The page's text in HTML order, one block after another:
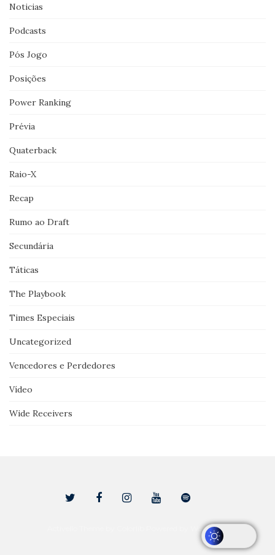
Noticias
Podcasts
Pós Jogo
Posições
Power Ranking
Prévia
Quaterback
Raio-X
Recap
Rumo ao Draft
Secundária
Táticas
The Playbook
Times Especiais
Uncategorized
Vencedores e Perdedores
Vídeo
Wide Receivers
WordPress